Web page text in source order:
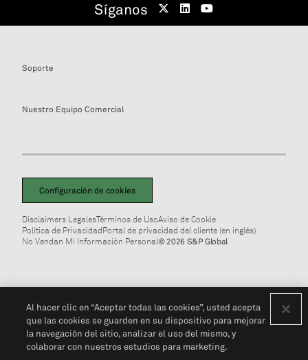
Síganos
Soporte
Nuestro Equipo Comercial
Configuración de cookies
Disclaimers LegalesTérminos de UsoAviso de Cookie
Política de PrivacidadPortal de privacidad del cliente (en inglés)
No Vendan Mi Información Personal© 2026 S&P Global
Al hacer clic en “Aceptar todas las cookies”, usted acepta
que las cookies se guarden en su dispositivo para mejorar
la navegación del sitio, analizar el uso del mismo, y
colaborar con nuestros estudios para marketing.